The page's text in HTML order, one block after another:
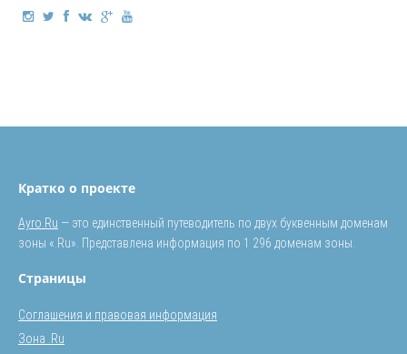
Кратко о проекте
Ayro.Ru — это единственный путеводитель по двух буквенным доменам
зоны «.Ru». Представлена информация по 1 296 доменам зоны.
Страницы
Соглашения и правовая информация
Зона .Ru